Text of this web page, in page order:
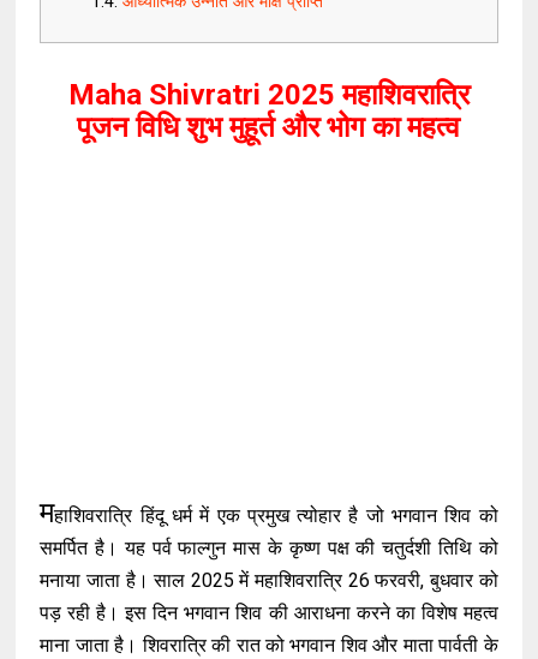
Maha Shivratri 2025 महाशिवरात्रि
पूजन विधि शुभ मुहूर्त और भोग का महत्व
महाशिवरात्रि हिंदू धर्म में एक प्रमुख त्योहार है जो भगवान शिव को
समर्पित है। यह पर्व फाल्गुन मास के कृष्ण पक्ष की चतुर्दशी तिथि को
मनाया जाता है। साल 2025 में महाशिवरात्रि 26 फरवरी, बुधवार को
पड़ रही है। इस दिन भगवान शिव की आराधना करने का विशेष महत्व
माना जाता है। शिवरात्रि की रात को भगवान शिव और माता पार्वती के